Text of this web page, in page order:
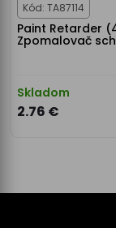
Kód: TA87114
Paint Retarder
Zpomalovač
Skladom
2.76 €